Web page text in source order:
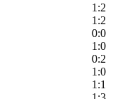
1:2
1:2
0:0
1:0
0:2
1:0
1:1